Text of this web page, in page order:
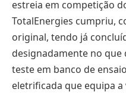
estreia em competição
TotalEnergies cumpriu,
original, tendo já
designadamente no que
teste em banco de
eletrificada que equipa a